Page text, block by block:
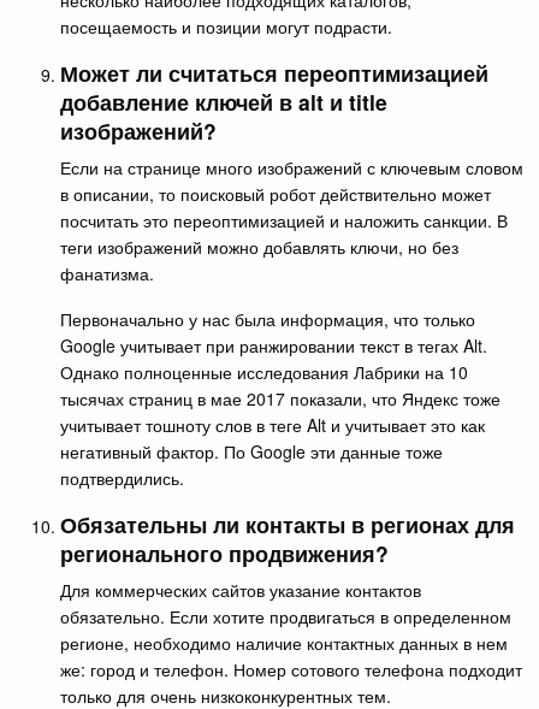
посещаемость и позиции могут подрасти.
Может ли считаться переоптимизацией
добавление ключей в alt и title
изображений?
Если на странице много изображений с ключевым словом
в описании, то поисковый робот действительно может
посчитать это переоптимизацией и наложить санкции. В
теги изображений можно добавлять ключи, но без
фанатизма.
Первоначально у нас была информация, что только
Google учитывает при ранжировании текст в тегах Alt.
Однако полноценные исследования Лабрики на 10
тысячах страниц в мае 2017 показали, что Яндекс тоже
учитывает тошноту слов в теге Alt и учитывает это как
негативный фактор. По Google эти данные тоже
подтвердились.
Обязательны ли контакты в регионах для
регионального продвижения?
Для коммерческих сайтов указание контактов
обязательно. Если хотите продвигаться в определенном
регионе, необходимо наличие контактных данных в нем
же: город и телефон. Номер сотового телефона подходит
только для очень низкоконкурентных тем.